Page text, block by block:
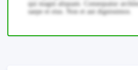
qui magni aliquam. Consequatur
saepe et eius. Non et aut dignissimos.